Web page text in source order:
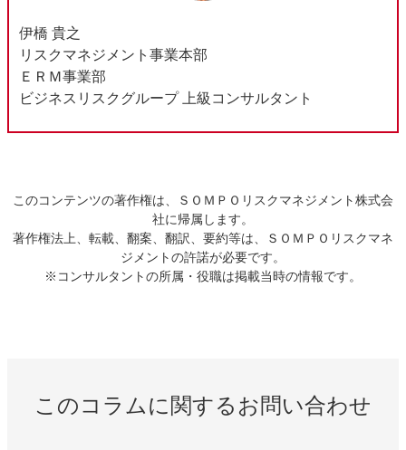
伊橋 貴之
リスクマネジメント事業本部
ＥＲＭ事業部
ビジネスリスクグループ 上級コンサルタント
このコンテンツの著作権は、ＳＯＭＰＯリスクマネジメント株式会
社に帰属します。
著作権法上、転載、翻案、翻訳、要約等は、ＳＯＭＰＯリスクマネ
ジメントの許諾が必要です。
※コンサルタントの所属・役職は掲載当時の情報です。
このコラムに関するお問い合わせ